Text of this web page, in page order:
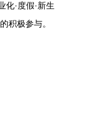
化·度假·新生
积极参与。